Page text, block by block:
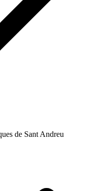
de Sant Andreu